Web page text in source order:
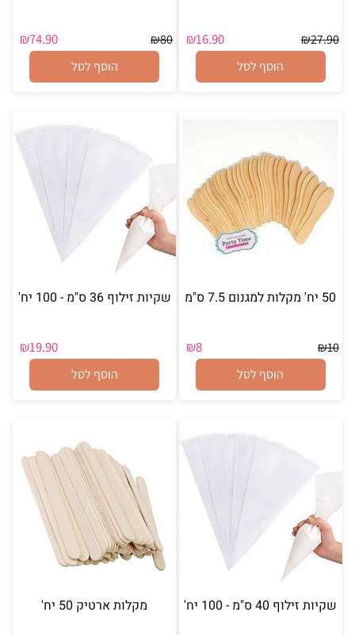
₪27.90
₪16.90
הוסף לסל
₪80
₪74.90
הוסף לסל
50 יח' מקלות למגנום 7.5 ס"מ
₪10
₪8
הוסף לסל
שקיות זילוף 36 ס"מ - 100 יח'
₪19.90
הוסף לסל
שקיות זילוף 40 ס"מ - 100 יח' מקלות ארטיק 50 יח'